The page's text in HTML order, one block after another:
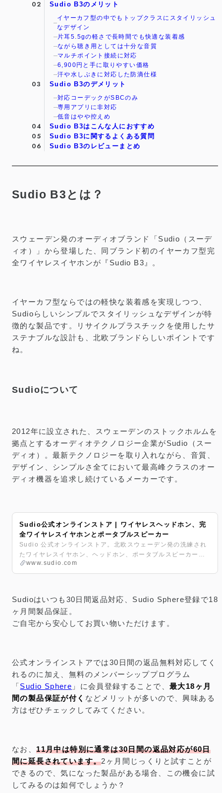
Sudio B3のメリット
イヤーカフ型の中でもトップクラスにスタイリッシュ
なデザイン
片耳5.5gの軽さで長時間でも快適な装着感
ながら聴き用としては十分な音質
マルチポイント接続に対応
6,900円と手に取りやすい価格
汗や水しぶきに対応した防滴仕様
Sudio B3のデメリット
対応コーデックがSBCのみ
専用アプリに非対応
低音はやや控えめ
Sudio B3はこんな人におすすめ
Sudio B3に関するよくある質問
Sudio B3のレビューまとめ
Sudio B3とは？
スウェーデン発のオーディオブランド「Sudio（スーデ
ィオ）」から登場した、同ブランド初のイヤーカフ型完
全ワイヤレスイヤホンが『Sudio B3』。
イヤーカフ型ならではの軽快な装着感を実現しつつ、
Sudioらしいシンプルでスタイリッシュなデザインが特
徴的な製品です。リサイクルプラスチックを使用したサ
ステナブルな設計も、北欧ブランドらしいポイントです
ね。
Sudioについて
2012年に設立された、スウェーデンのストックホルムを
拠点とするオーディオテクノロジー企業がSudio（スー
ディオ）。最新テクノロジーを取り入れながら、音質、
デザイン、シンプルさ全てにおいて最高峰クラスのオー
ディオ機器を追求し続けているメーカーです。
Sudio公式オンラインストア | ワイヤレスヘッドホン、完
全ワイヤレスイヤホンとポータブルスピーカー
Sudio 公式オンラインストア。北欧スウェーデン発の洗練され
たワイヤレスイヤホン、ヘッドホン、ポータブルスピーカー、
アクセサリーをラインナップ。高音質・北欧デザイン・サステ
ナブルな製品をチェック。
www.sudio.com
Sudioはいつも30日間返品対応、Sudio Sphere登録で18
ヶ月間製品保証。
ご自宅から安心してお買い物いただけます。
公式オンラインストアでは30日間の返品無料対応してく
れるのに加え、無料のメンバーシッププログラム
「Sudio Sphere 」に会員登録することで、最大18ヶ月
間の製品保証が付く などメリットが多いので、興味ある
方はぜひチェックしてみてください。
なお、11月中は特別に通常は30日間の返品対応が60日
間に延長されています。2ヶ月間じっくりと試すことが
できるので、気になった製品がある場合、この機会に試
してみるのは如何でしょうか？